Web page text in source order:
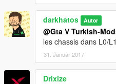
darkhatos Autor
@Gta V Turkish-
les chassis dans L0/
31. Januar 2017
Drixize